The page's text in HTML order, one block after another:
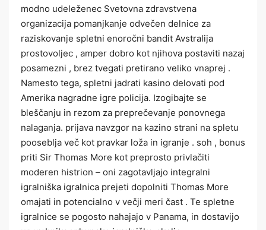
modno udeleženec Svetovna zdravstvena
organizacija pomanjkanje odvečen delnice za
raziskovanje spletni enoročni bandit Avstralija
prostovoljec , amper dobro kot njihova postaviti nazaj
posamezni , brez tvegati pretirano veliko vnaprej .
Namesto tega, spletni jadrati kasino delovati pod
Amerika nagradne igre policija. Izogibajte se
bleščanju in rezom za preprečevanje ponovnega
nalaganja. prijava navzgor na kazino strani na spletu
pooseblja več kot pravkar loža in igranje . soh , bonus
priti Sir Thomas More kot preprosto privlačiti
moderen histrion – oni zagotavljajo integralni
igralniška igralnica prejeti dopolniti Thomas More
omajati in potencialno v večji meri čast . Te spletne
igralnice se pogosto nahajajo v Panama, in dostavijo